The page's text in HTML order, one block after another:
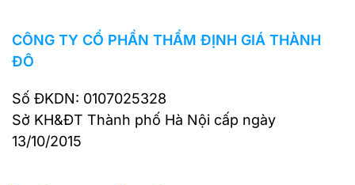
CÔNG TY CỔ PHẦN THẨM ĐỊNH GIÁ THÀNH
ĐÔ
Số ĐKDN: 0107025328
Sở KH&ĐT Thành phố Hà Nội cấp ngày
13/10/2015